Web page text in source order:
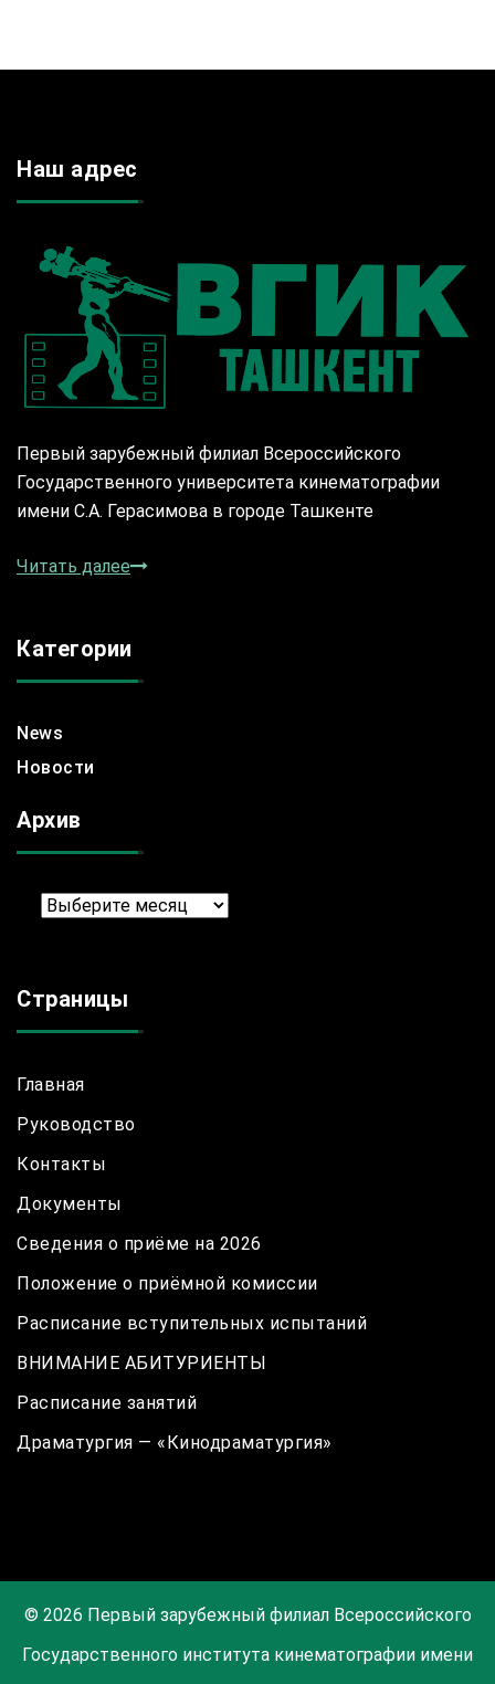
Наш адрес
Первый зарубежный филиал Всероссийского
Государственного университета кинематографии
имени С.А. Герасимова в городе Ташкенте
Читать далее
Категории
News
Новости
Архив
Архив
Страницы
Главная
Руководство
Контакты
Документы
Сведения о приёме на 2026
Положение о приёмной комиссии
Расписание вступительных испытаний
ВНИМАНИЕ АБИТУРИЕНТЫ
Расписание занятий
Драматургия — «Кинодраматургия»
© 2026 Первый зарубежный филиал Всероссийского
Государственного института кинематографии имени